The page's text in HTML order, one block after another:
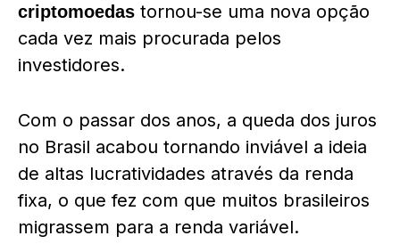
criptomoedas tornou-se uma nova opção
cada vez mais procurada pelos
investidores.
Com o passar dos anos, a queda dos juros
no Brasil acabou tornando inviável a ideia
de altas lucratividades através da renda
fixa, o que fez com que muitos brasileiros
migrassem para a renda variável.